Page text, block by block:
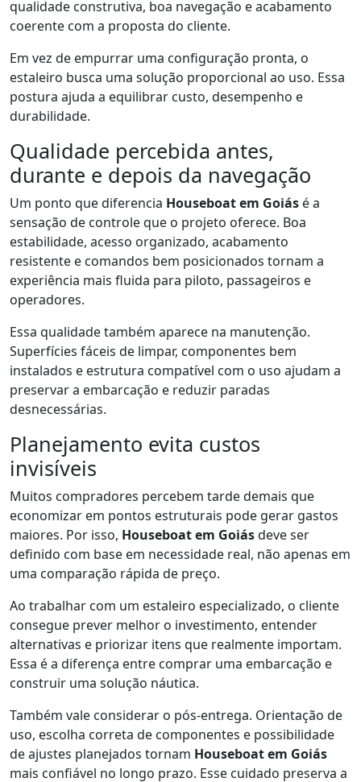
qualidade construtiva, boa navegação e acabamento
coerente com a proposta do cliente.
Em vez de empurrar uma configuração pronta, o
estaleiro busca uma solução proporcional ao uso. Essa
postura ajuda a equilibrar custo, desempenho e
durabilidade.
Qualidade percebida antes,
durante e depois da navegação
Um ponto que diferencia Houseboat em Goiás é a
sensação de controle que o projeto oferece. Boa
estabilidade, acesso organizado, acabamento
resistente e comandos bem posicionados tornam a
experiência mais fluida para piloto, passageiros e
operadores.
Essa qualidade também aparece na manutenção.
Superfícies fáceis de limpar, componentes bem
instalados e estrutura compatível com o uso ajudam a
preservar a embarcação e reduzir paradas
desnecessárias.
Planejamento evita custos
invisíveis
Muitos compradores percebem tarde demais que
economizar em pontos estruturais pode gerar gastos
maiores. Por isso, Houseboat em Goiásdeve ser
definido com base em necessidade real, não apenas em
uma comparação rápida de preço.
Ao trabalhar com um estaleiro especializado, o cliente
consegue prever melhor o investimento, entender
alternativas e priorizar itens que realmente importam.
Essa é a diferença entre comprar uma embarcação e
construir uma solução náutica.
Também vale considerar o pós-entrega. Orientação de
uso, escolha correta de componentes e possibilidade
de ajustes planejados tornam Houseboat em Goiás
mais confiável no longo prazo. Esse cuidado preserva a